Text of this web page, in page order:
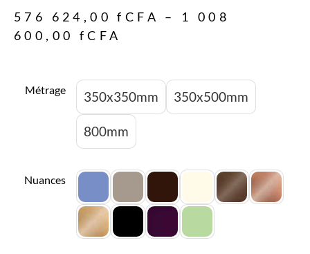
576 624,00fCFA – 1 008
600,00 fCFA
Métrage 350x350mm 350x500mm
800mm
Nuances